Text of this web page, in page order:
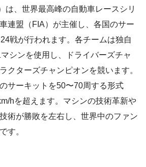
は、世界最高峰の自動車レースシリ
連盟（FIA）が主催し、各国のサー
戦が行われます。各チームは独自
シンを使用し、ドライバーズチャ
クターズチャンピオンを競います。
サーキットを50〜70周する形式
hを超えます。マシンの技術革新や
術が勝敗を左右し、世界中のファン
す。